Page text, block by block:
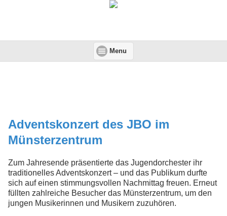
Menu
Adventskonzert des JBO im
Münsterzentrum
Zum Jahresende präsentierte das Jugendorchester ihr
traditionelles Adventskonzert – und das Publikum durfte
sich auf einen stimmungsvollen Nachmittag freuen. Erneut
füllten zahlreiche Besucher das Münsterzentrum, um den
jungen Musikerinnen und Musikern zuzuhören.